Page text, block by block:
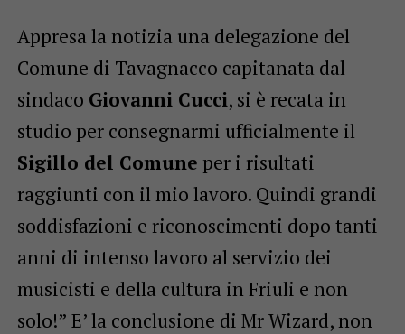
Appresa la notizia una delegazione del
Comune di Tavagnacco capitanata dal
sindaco Giovanni Cucci, si è recata in
studio per consegnarmi ufficialmente il
Sigillo del Comune per i risultati
raggiunti con il mio lavoro. Quindi grandi
soddisfazioni e riconoscimenti dopo tanti
anni di intenso lavoro al servizio dei
musicisti e della cultura in Friuli e non
solo!” E’ la conclusione di Mr Wizard, non